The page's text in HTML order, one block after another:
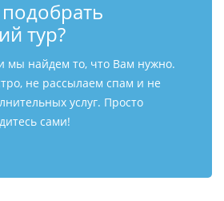
тур?
мы найдем то, что Вам нужно.
не рассылаем спам и не
услуг. Просто
сами!